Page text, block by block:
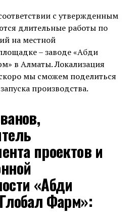
с утвержденным
длительные работы по
на местной
– заводе «Абди
в Алматы. Локализация
мы сможем поделиться
производства.
проектов и
«Абди
Фарм»: